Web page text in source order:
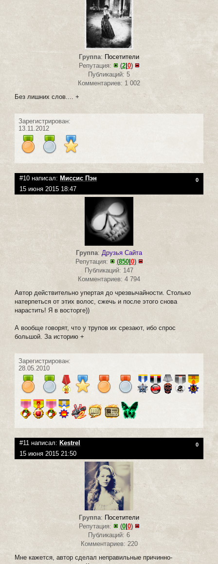
Группа: Посетители
Репутация:
(2| 0)
Публикаций: 5
Комментариев: 1 002
Без лишних слов.... +
Зарегистрирован:
13.11.2012
#10 написал: Миссис Пэн 0
15 июня 2015 18:47
Группа: Друзья Сайта
Репутация:
(850| 0)
Публикаций: 147
Комментариев: 4 794
Автор действительно упертая до чрезвычайности. Столько
натерпеться от этих волос, сжечь и после этого снова
нарастить! Я в восторге))
А вообще говорят, что у трупов их срезают, ибо спрос
большой. За историю +
Зарегистрирован:
28.05.2010
#11 написал: Kestrel 0
15 июня 2015 21:50
Группа: Посетители
Репутация:
(0| 0)
Публикаций: 6
Комментариев: 220
Мне кажется, автор сделал неправильные причинно-